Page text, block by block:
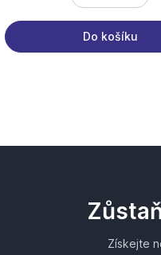
Do košíku
Získejte